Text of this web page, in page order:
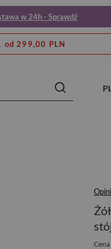
w 24h - Sprawdź
od 299,00 PLN